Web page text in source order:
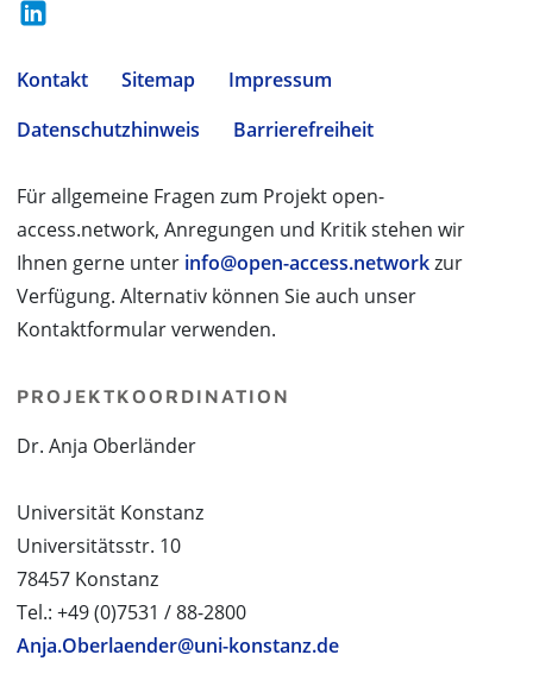
Kontakt Sitemap
Impressum
Datenschutzhinweis
Barrierefreiheit
Für allgemeine Fragen zum Projekt open-
access.network, Anregungen und Kritik stehen wir
Ihnen gerne unter info@open-access.networkzur
Verfügung. Alternativ können Sie auch unser
Kontaktformular verwenden.
PROJEKTKOORDINATION
Dr. Anja Oberländer
Universität Konstanz
Universitätsstr. 10
78457 Konstanz
Tel.: +49 (0)7531 / 88-2800
Anja.Oberlaender@uni-konstanz.de